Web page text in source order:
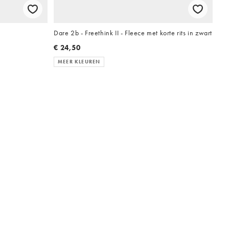
Dare 2b - Freethink II - Fleece met korte rits in zwart
€ 24,50
MEER KLEUREN